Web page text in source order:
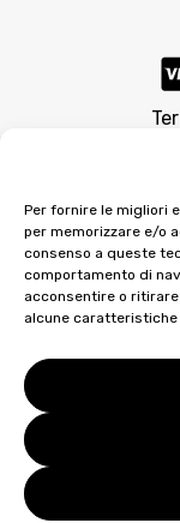
Per fornire le migliori
per memorizzare e/o
consenso a queste
comportamento di
acconsentire o
alcune caratteristiche
© 2026
Vieffe